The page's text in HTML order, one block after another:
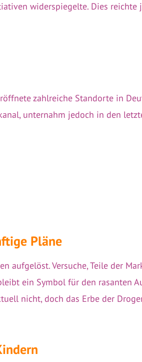
widerspiegelte. Dies reichte
zahlreiche Standorte in
unternahm jedoch in den
Pläne
aufgelöst. Versuche, Teile der
ein Symbol für den rasanten
nicht, doch das Erbe der